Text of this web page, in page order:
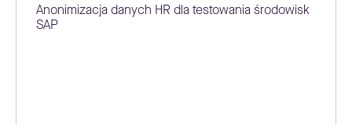
Anonimizacja danych HR dla testowania środowisk
SAP